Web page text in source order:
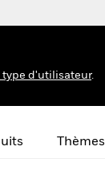
type d'utilisateur.
Thèmes